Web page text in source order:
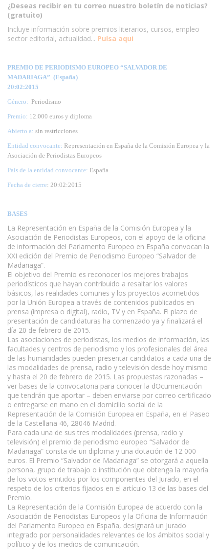
¿Deseas recibir en tu correo nuestro boletín de noticias?
(gratuito)
Incluye información sobre premios literarios, cursos, empleo
sector editorial, actualidad... Pulsa aqui
PREMIO DE PERIODISMO EUROPEO “SALVADOR DE
MADARIAGA” (España)
20:02:2015
Género: Periodismo
Premio: 12.000 euros y diploma
Abierto a: sin restricciones
Entidad convocante: Representación en España de la Comisión Europea y la
Asociación de Periodistas Europeos
País de la entidad convocante: España
Fecha de cierre: 20:02:2015
BASES
La Representación en España de la Comisión Europea y la
Asociación de Periodistas Europeos, con el apoyo de la oficina
de información del Parlamento Europeo en España convocan la
XXI edición del Premio de Periodismo Europeo “Salvador de
Madariaga”.
El objetivo del Premio es reconocer los mejores trabajos
periodísticos que hayan contribuido a resaltar los valores
básicos, las realidades comunes y los proyectos acometidos
por la Unión Europea a través de contenidos publicados en
prensa (impresa o digital), radio, TV y en España. El plazo de
presentación de candidaturas ha comenzado ya y finalizará el
día 20 de febrero de 2015.
Las asociaciones de periodistas, los medios de información, las
facultades y centros de periodismo y los profesionales del área
de las humanidades pueden presentar candidatos a cada una de
las modalidades de prensa, radio y televisión desde hoy mismo
y hasta el 20 de febrero de 2015. Las propuestas razonadas –
ver bases de la convocatoria para conocer la dOcumentación
que tendrán que aportar – deben enviarse por correo certificado
o entregarse en mano en el domicilio social de la
Representación de la Comisión Europea en España, en el Paseo
de la Castellana 46, 28046 Madrid.
Para cada una de sus tres modalidades (prensa, radio y
televisión) el premio de periodismo europeo “Salvador de
Madariaga” consta de un diploma y una dotación de 12 000
euros. El Premio “Salvador de Madariaga” se otorgará a aquella
persona, grupo de trabajo o institución que obtenga la mayoría
de los votos emitidos por los componentes del Jurado, en el
respeto de los criterios fijados en el artículo 13 de las bases del
Premio.
La Representación de la Comisión Europea de acuerdo con la
Asociación de Periodistas Europeos y la Oficina de Información
del Parlamento Europeo en España, designará un Jurado
integrado por personalidades relevantes de los ámbitos social y
político y de los medios de comunicación.